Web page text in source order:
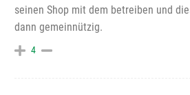
seinen Shop mit dem betreiben und
dann gemeinnützig.
4